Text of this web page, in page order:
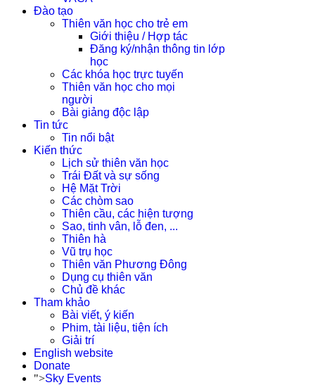
Đào tạo
Thiên văn học cho trẻ em
Giới thiệu / Hợp tác
Đăng ký/nhận thông tin lớp
học
Các khóa học trực tuyến
Thiên văn học cho mọi
người
Bài giảng độc lập
Tin tức
Tin nổi bật
Kiến thức
Lịch sử thiên văn học
Trái Đất và sự sống
Hệ Mặt Trời
Các chòm sao
Thiên cầu, các hiện tượng
Sao, tinh vân, lỗ đen, ...
Thiên hà
Vũ trụ học
Thiên văn Phương Đông
Dụng cụ thiên văn
Chủ đề khác
Tham khảo
Bài viết, ý kiến
Phim, tài liệu, tiện ích
Giải trí
English website
Donate
">Sky Events